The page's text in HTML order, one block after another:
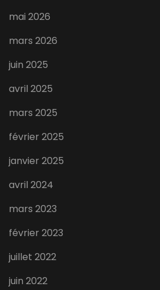
mai 2026
mars 2026
juin 2025
avril 2025
mars 2025
février 2025
janvier 2025
avril 2024
mars 2023
février 2023
juillet 2022
juin 2022